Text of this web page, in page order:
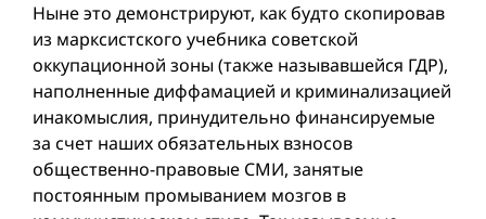
Ныне это демонстрируют, как будто скопировав
из марксистского учебника советской
оккупационной зоны (также называвшейся ГДР),
наполненные диффамацией и криминализацией
инакомыслия, принудительно финансируемые
за счет наших обязательных взносов
общественно-правовые СМИ, занятые
постоянным промыванием мозгов в